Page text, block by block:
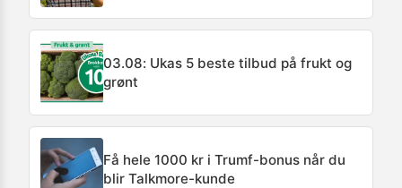
03.08: Ukas 5 beste tilbud på frukt og
grønt
Få hele 1000 kr i Trumf-bonus når du
blir Talkmore-kunde